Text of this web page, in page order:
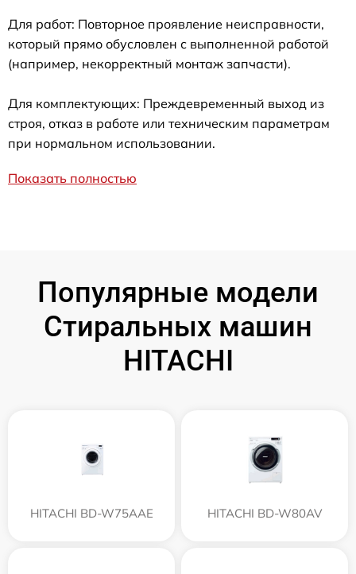
Для работ: Повторное проявление неисправности,
который прямо обусловлен с выполненной работой
(например, некорректный монтаж запчасти).
Для комплектующих: Преждевременный выход из
строя, отказ в работе или техническим параметрам
при нормальном использовании.
Показать полностью
Популярные модели
Стиральных машин
HITACHI
HITACHI BD-W75AAE HITACHI BD-W80AV